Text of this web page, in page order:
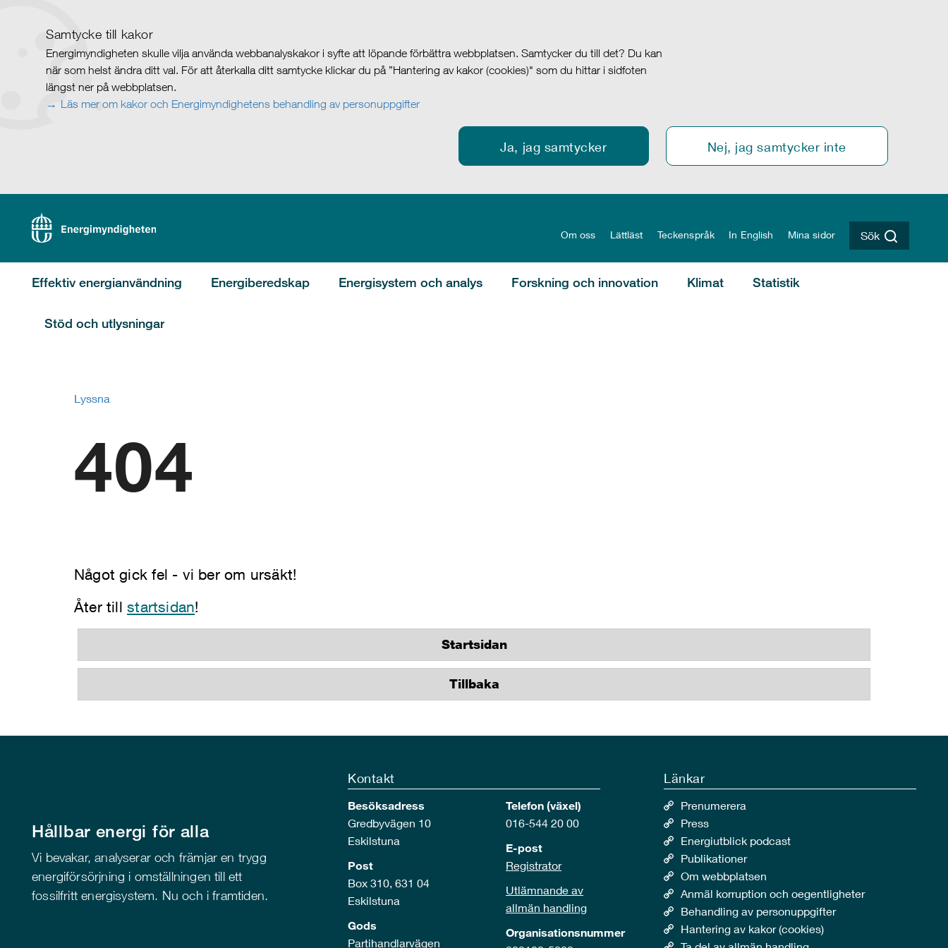
Samtycke till kakor
Energimyndigheten skulle vilja använda webbanalyskakor i syfte att löpande förbättra webbplatsen. Samtycker du till det? Du kan
när som helst ändra ditt val. För att återkalla ditt samtycke klickar du på ”Hantering av kakor (cookies)" som du hittar i sidfoten
längst ner på webbplatsen.
Läs mer om kakor och Energimyndighetens behandling av personuppgifter
Ja, jag samtycker Nej, jag samtycker inte
Om oss Lättläst Teckenspråk In English Mina sidor Sök
Effektiv energianvändning Energiberedskap Energisystem och analys Forskning och innovation Klimat Statistik
Stöd och utlysningar
Lyssna
404
Något gick fel - vi ber om ursäkt!
Åter tillstartsidan!
Startsidan
Tillbaka
Hållbar energi för alla
Vi bevakar, analyserar och främjar en trygg
energiförsörjning i omställningen till ett
fossilfritt energisystem. Nu och i framtiden.
Kontakt
Besöksadress
Gredbyvägen 10
Eskilstuna
Post
Box 310, 631 04
Eskilstuna
Gods
Partihandlarvägen
Telefon (växel)
016-544 20 00
E-post
Registrator
Utlämnande av
allmän handling
Organisationsnummer
Länkar
Prenumerera
Press
Energiutblick podcast
Publikationer
Om webbplatsen
Anmäl korruption och oegentligheter
Behandling av personuppgifter
Hantering av kakor (cookies)